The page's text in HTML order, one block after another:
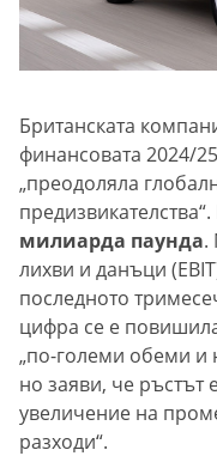
Британската
финансовата 2024/
„преодоляла
предизвикателства“.
милиарда паунда.
лихви и данъци
последното
цифра се е повишила
„по-големи обеми и
но заяви, че ръстът
увеличение на
разходи“.